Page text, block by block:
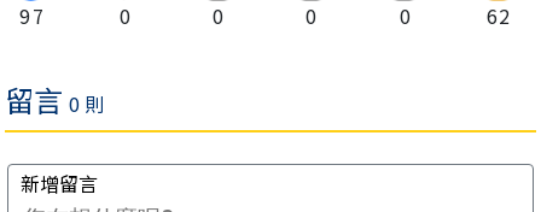
97 0 0 0 0 62